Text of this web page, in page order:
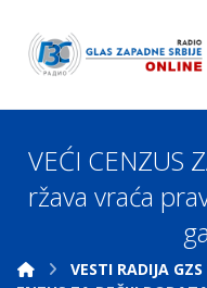
VEĆI CENZUS
ržava vraća
VESTI RADIJA GZS